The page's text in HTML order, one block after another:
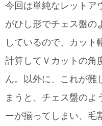
今回は単純なレットア
がひし形でチェス盤の
しているので、カット
計算してＶカットの角
ん。以外に、これが難
まうと、チェス盤のよ
ーが揃ってしまい、毛